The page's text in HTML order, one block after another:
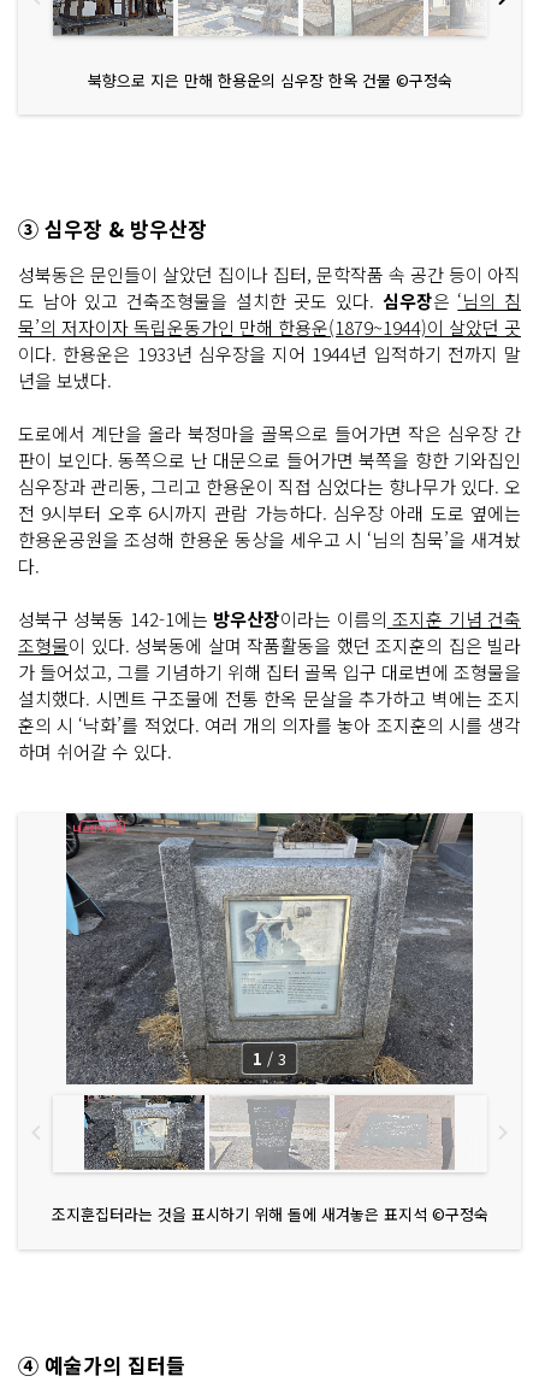
북향으로 지은 만해 한용운의 심우장 한옥 건물 ©구정숙
③ 심우장 & 방우산장
성북동은 문인들이 살았던 집이나 집터, 문학작품 속 공간 등이 아직
도 남아 있고 건축조형물을 설치한 곳도 있다. 심우장은 ‘님의 침
묵’의 저자이자 독립운동가인 만해 한용운(1879~1944)이 살았던 곳
이다. 한용운은 1933년 심우장을 지어 1944년 입적하기 전까지 말
년을 보냈다.
도로에서 계단을 올라 북정마을 골목으로 들어가면 작은 심우장 간
판이 보인다. 동쪽으로 난 대문으로 들어가면 북쪽을 향한 기와집인
심우장과 관리동, 그리고 한용운이 직접 심었다는 향나무가 있다. 오
전 9시부터 오후 6시까지 관람 가능하다. 심우장 아래 도로 옆에는
한용운공원을 조성해 한용운 동상을 세우고 시 ‘님의 침묵’을 새겨놨
다.
성북구 성북동 142-1에는 방우산장이라는 이름의 조지훈 기념 건축
조형물이 있다. 성북동에 살며 작품활동을 했던 조지훈의 집은 빌라
가 들어섰고, 그를 기념하기 위해 집터 골목 입구 대로변에 조형물을
설치했다. 시멘트 구조물에 전통 한옥 문살을 추가하고 벽에는 조지
훈의 시 ‘낙화’를 적었다. 여러 개의 의자를 놓아 조지훈의 시를 생각
하며 쉬어갈 수 있다.
조지훈집터라는 것을 표시하기 위해 돌에 새겨놓은 표지석 ©구정숙
1 / 3
④ 예술가의 집터들